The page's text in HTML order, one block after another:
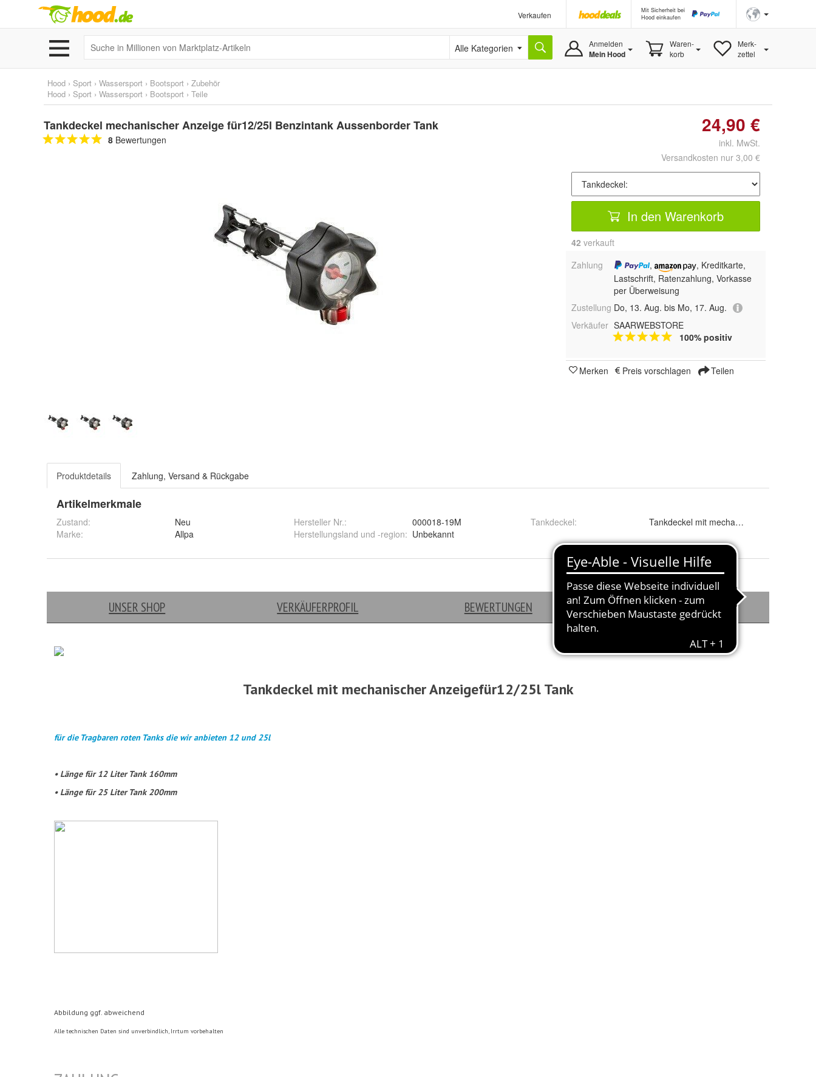
Verkaufen
Mit Sicherheit bei
Hood einkaufen
Alle Kategorien Anmelden
Mein Hood
Waren-
korb
Merk-
zettel
Hood › Sport › Wassersport › Bootsport › Zubehör
Hood › Sport › Wassersport › Bootsport › Teile
Tankdeckel mechanischer Anzeige für12/25l Benzintank Aussenborder Tank
8 Bewertungen
24,90 €
inkl. MwSt.
Versandkosten nur 3,00 €
In den Warenkorb
42 verkauft
Zahlung
,
, Kreditkarte,
Lastschrift, Ratenzahlung, Vorkasse
per Überweisung
Zustellung Do, 13. Aug. bis Mo, 17. Aug.
Verkäufer SAARWEBSTORE
100% positiv
Merken Preis vorschlagen Teilen
Produktdetails Zahlung, Versand & Rückgabe
Artikelmerkmale
Zustand:
Neu
Marke:
Allpa
Hersteller Nr.:
000018-19M
Herstellungsland und -region: Unbekannt
Tankdeckel: